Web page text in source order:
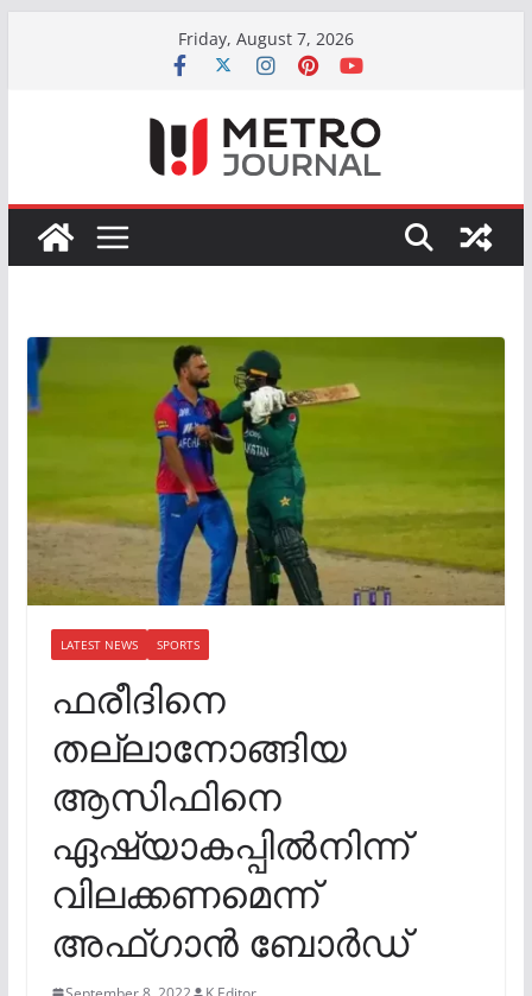
Friday, August 7, 2026
LATEST NEWS SPORTS
ഫരീദിനെ
തല്ലാനോങ്ങിയ
ആസിഫിനെ
ഏഷ്യാകപ്പിൽനിന്ന്
വിലക്കണമെന്ന്
അഫ്ഗാൻ ബോർഡ്